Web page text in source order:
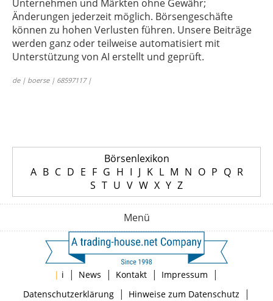
Unternehmen und Märkten ohne Gewähr;
Änderungen jederzeit möglich. Börsengeschäfte
können zu hohen Verlusten führen. Unsere Beiträge
werden ganz oder teilweise automatisiert mit
Unterstützung von AI erstellt und geprüft.
de | boerse | 68597117 |
Börsenlexikon
A B C D E F G H I J K L M N O P Q R
S T U V W X Y Z
Menü
| i | News | Kontakt | Impressum |
Datenschutzerklärung| Hinweise zum Datenschutz |